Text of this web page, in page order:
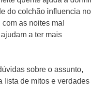
do colchão influencia no
as noites mal
a ter mais
sobre o assunto,
lista de mitos e verdades